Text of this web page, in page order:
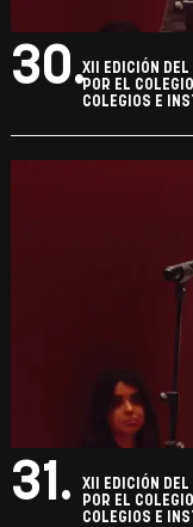
30.XII EDICIÓN
POR EL
COLEGIOS E
31.
XII EDICIÓN
POR EL
COLEGIOS E